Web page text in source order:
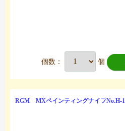
個数： 個
RGM MXペインティングナイフNo.H-